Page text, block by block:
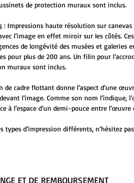
de protection muraux sont inclus.
: Impressions haute résolution sur
l’image en effet miroir sur les côtés.
de longévité des musées et galeries
pour plus de 200 ans. Un filin pour
muraux sont inclus.
de cadre flottant donne l’aspect d’une
l’image. Comme son nom l’indique,
à l’espace d’un demi-pouce entre
types d’impression différents, n’hésitez
ET DE REMBOURSEMENT